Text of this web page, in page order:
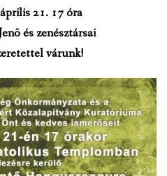
21. 17 óra
és zenésztársai
várunk!